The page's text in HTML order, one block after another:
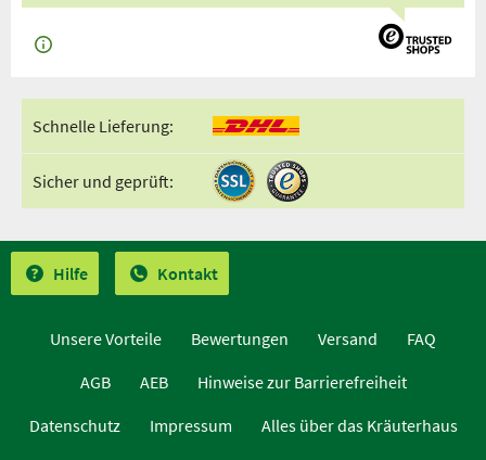
Schnelle Lieferung:
Sicher und geprüft:
Hilfe Kontakt
Unsere Vorteile Bewertungen Versand
FAQ
AGB
AEB
Hinweise zur Barrierefreiheit
Datenschutz
Impressum
Alles über das Kräuterhaus